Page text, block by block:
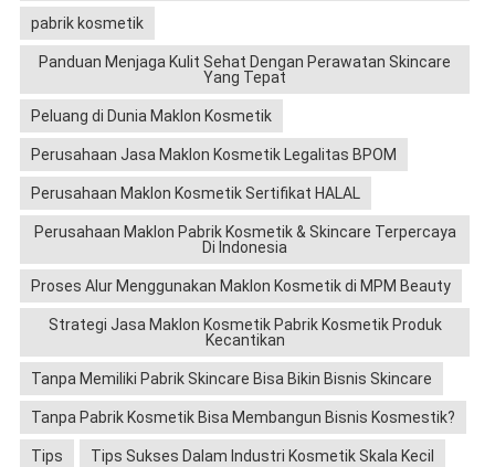
pabrik kosmetik
Panduan Menjaga Kulit Sehat Dengan Perawatan Skincare
Yang Tepat
Peluang di Dunia Maklon Kosmetik
Perusahaan Jasa Maklon Kosmetik Legalitas BPOM
Perusahaan Maklon Kosmetik Sertifikat HALAL
Perusahaan Maklon Pabrik Kosmetik & Skincare Terpercaya
Di Indonesia
Proses Alur Menggunakan Maklon Kosmetik di MPM Beauty
Strategi Jasa Maklon Kosmetik Pabrik Kosmetik Produk
Kecantikan
Tanpa Memiliki Pabrik Skincare Bisa Bikin Bisnis Skincare
Tanpa Pabrik Kosmetik Bisa Membangun Bisnis Kosmestik?
Tips Tips Sukses Dalam Industri Kosmetik Skala Kecil